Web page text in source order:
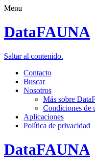
Menu
DataFAUNA
Saltar al contenido.
Contacto
Buscar
Nosotros
Más sobre
Condiciones de
Aplicaciones
Política de privacidad
DataFAUNA